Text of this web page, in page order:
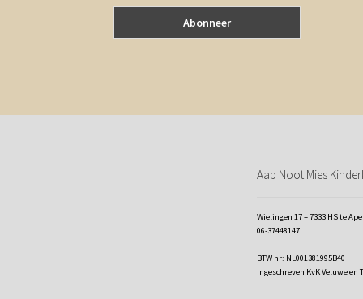
Aap Noot Mies
Wielingen 17 – 7333 HS te
06-37448147
BTW nr: NL001381995B40
Ingeschreven KvK Veluwe en